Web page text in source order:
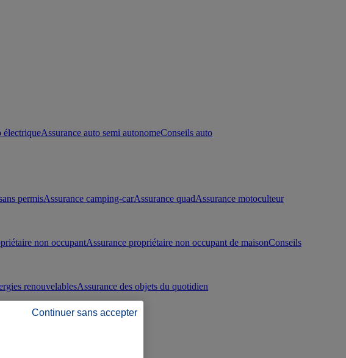
électriqueAssurance auto semi autonomeConseils auto
permisAssurance camping-carAssurance quadAssurance motoculteur
non occupantAssurance propriétaire non occupant de maisonConseils
renouvelablesAssurance des objets du quotidien
Continuer sans accepter